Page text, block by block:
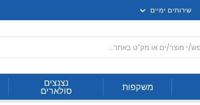
שירותים ימיים
משקפות נצנצים
סולארים